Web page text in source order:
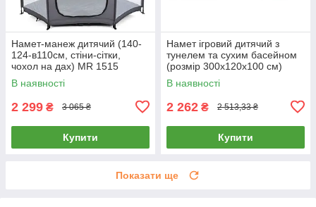
Намет-манеж дитячий (140-
124-в110см, стіни-сітки,
чохол на дах) MR 1515
Platinum Grey Сірий
В наявності
2 299 ₴ 3 065 ₴
Купити
Намет ігровий дитячий з
тунелем та сухим басейном
(розмір 300х120х100 см)
8188
В наявності
2 262 ₴ 2 513,33 ₴
Купити
Показати ще